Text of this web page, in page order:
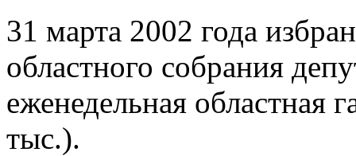
31 марта 2002 года
областного собрания
еженедельная областная
тыс.).